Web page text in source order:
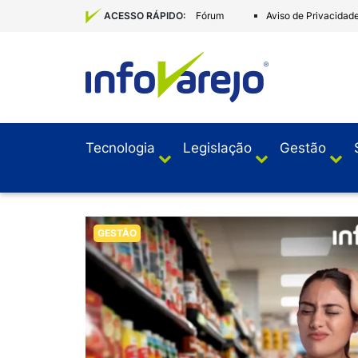
ACESSO RÁPIDO: Fórum Aviso de
Tecnologia Legislação Gestão
GESTÃO